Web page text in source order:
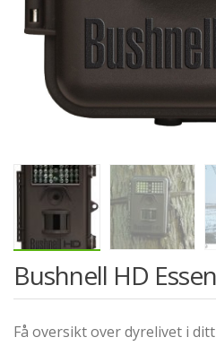
Bushnell HD
Få oversikt over dyrelivet i